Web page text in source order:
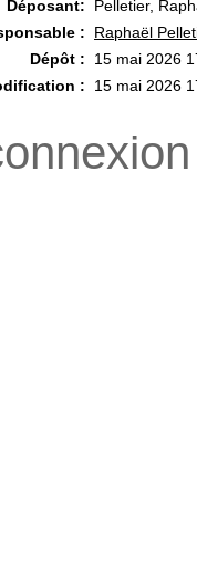
Déposant:
Pelletier,
:
Raphaël
Dépôt :
15 mai 2026
:
15 mai 2026